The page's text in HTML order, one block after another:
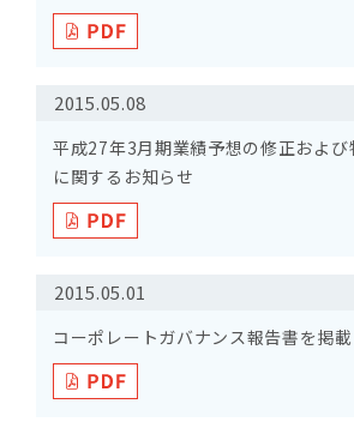
2015.05.08
平成27年3月期業績予想の修正およ
に関するお知らせ
2015.05.01
コーポレートガバナンス報告書を掲